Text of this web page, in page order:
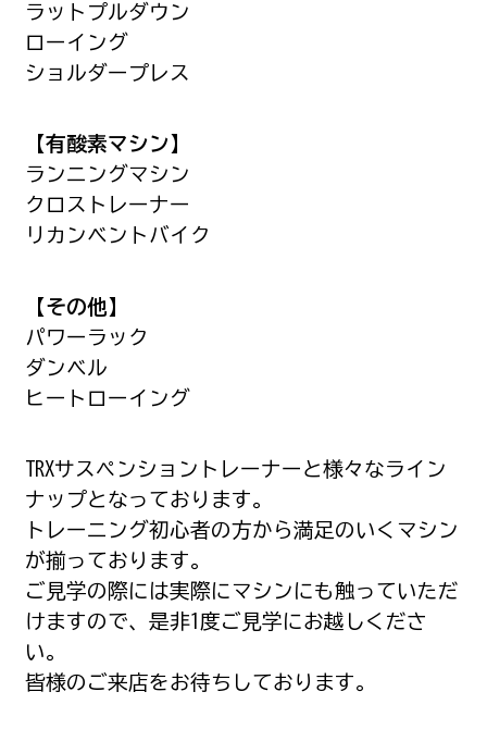
ラットプルダウン
ローイング
ショルダープレス
【有酸素マシン】
ランニングマシン
クロストレーナー
リカンベントバイク
【その他】
パワーラック
ダンベル
ヒートローイング
TRXサスペンショントレーナーと様々なライン
ナップとなっております。
トレーニング初心者の方から満足のいくマシン
が揃っております。
ご見学の際には実際にマシンにも触っていただ
けますので、是非1度ご見学にお越しくださ
い。
皆様のご来店をお待ちしております。